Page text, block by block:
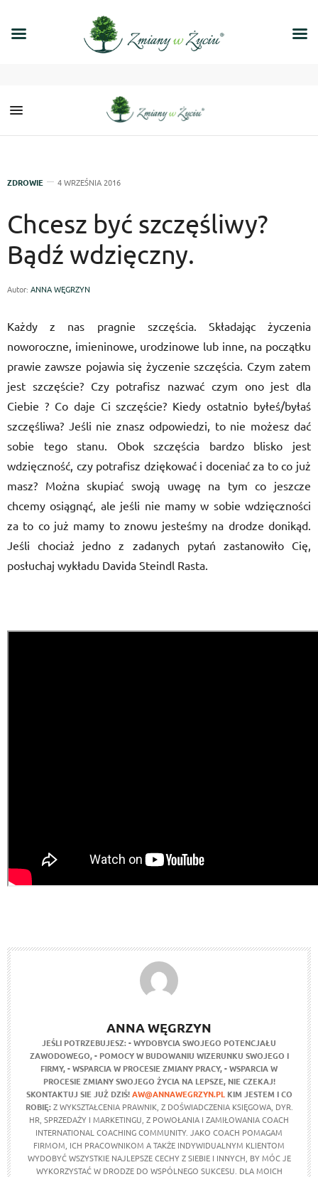
ZDROWIE 4 WRZEŚNIA 2016
Chcesz być szczęśliwy?
Bądź wdzięczny.
Autor: ANNA WĘGRZYN
Każdy z nas pragnie szczęścia. Składając życzenia
noworoczne, imieninowe, urodzinowe lub inne, na początku
prawie zawsze pojawia się życzenie szczęścia. Czym zatem
jest szczęście? Czy potrafisz nazwać czym ono jest dla
Ciebie ? Co daje Ci szczęście? Kiedy ostatnio byłeś/byłaś
szczęśliwa? Jeśli nie znasz odpowiedzi, to nie możesz dać
sobie tego stanu. Obok szczęścia bardzo blisko jest
wdzięczność, czy potrafisz dziękować i doceniać za to co już
masz? Można skupiać swoją uwagę na tym co jeszcze
chcemy osiągnąć, ale jeśli nie mamy w sobie wdzięczności
za to co już mamy to znowu jesteśmy na drodze donikąd.
Jeśli chociaż jedno z zadanych pytań zastanowiło Cię,
posłuchaj wykładu Davida Steindl Rasta.
ANNA WĘGRZYN
JEŚLI POTRZEBUJESZ:- WYDOBYCIA SWOJEGO POTENCJAŁU
ZAWODOWEGO, - POMOCY W BUDOWANIU WIZERUNKU SWOJEGO I
FIRMY,- WSPARCIA W PROCESIE ZMIANY PRACY,- WSPARCIA W
PROCESIE ZMIANY SWOJEGO ŻYCIA NA LEPSZE, NIE CZEKAJ!
SKONTAKTUJ SIE JUŻ DZIŚ!AW@ANNAWEGRZYN.PL KIM JESTEM I CO
ROBIĘ:Z WYKSZTAŁCENIA PRAWNIK, Z DOŚWIADCZENIA KSIĘGOWA, DYR.
HR, SPRZEDAŻY I MARKETINGU, Z POWOŁANIA I ZAMIŁOWANIA COACH
INTERNATIONAL COACHING COMMUNITY. JAKO COACH POMAGAM
FIRMOM, ICH PRACOWNIKOM A TAKŻE INDYWIDUALNYM KLIENTOM
WYDOBYĆ WSZYSTKIE NAJLEPSZE CECHY Z SIEBIE I INNYCH, BY MÓC JE
WYKORZYSTAĆ W DRODZE DO WSPÓLNEGO SUKCESU. DLA MOICH